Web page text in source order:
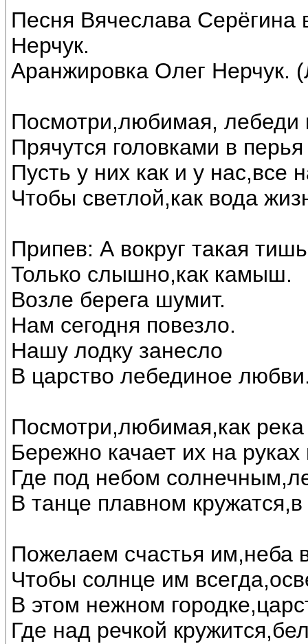
Песня Вячеслава
Нерчук.
Аранжировка Олег Нерчук.
Посмотри,любимая, лебеди
Прячутся головками в
Пусть у них как и у нас,все
Чтобы светлой,как вода
Припев: А вокруг такая
Только слышно,как камыш.
Возле берега шумит.
Нам сегодня повезло.
Нашу лодку занесло
В царство лебединое
Посмотри,любимая,как река
Бережно качает их на
Где под небом
В танце плавном
Пожелаем счастья им,неба
Чтобы солнце им
В этом нежном
Где над речкой